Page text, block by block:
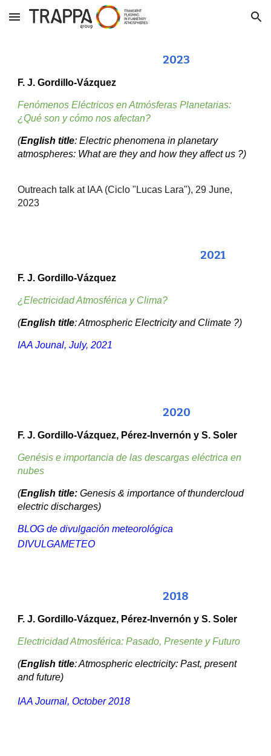
Skip to main content Skip to navigation
2023
F. J. Gordillo-Vázquez
Fenómenos Eléctricos en Atmósferas Planetarias:
¿Qué son y cómo nos afectan?
(English title: Electric phenomena in planetary
atmospheres: What are they and how they affect us ?)
Outreach talk at IAA (Ciclo "Lucas Lara"), 29 June,
2023
2021
F. J. Gordillo-Vázquez
¿Electricidad Atmosférica y Clima?
(English title: Atmospheric Electricity and Climate ?)
IAA Jounal, July, 2021
2020
F. J. Gordillo-Vázquez, Pérez-Invernón y S. Soler
Genésis e importancia de las descargas eléctrica en
nubes
(English title: Genesis & importance of thundercloud
electric discharges)
BLOG de divulgación meteorológica
DIVULGAMETEO
2018
F. J. Gordillo-Vázquez, Pérez-Invernón y S. Soler
Electricidad Atmosférica: Pasado, Presente y Futuro
(English title: Atmospheric electricity: Past, present
and future)
IAA Journal, October 2018